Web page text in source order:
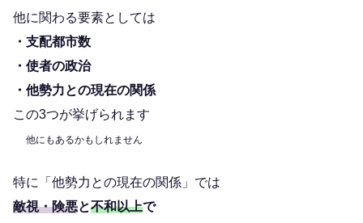
他に関わる要素としては
・支配都市数
・使者の政治
・他勢力との現在の関係
この3つが挙げられます
他にもあるかもしれません
特に「他勢力との現在の関係」では
敵視・険悪と不和以上で